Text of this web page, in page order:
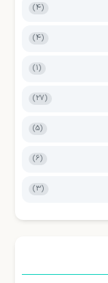
(4)
(4)
(1)
(27)
(5)
(6)
(3)